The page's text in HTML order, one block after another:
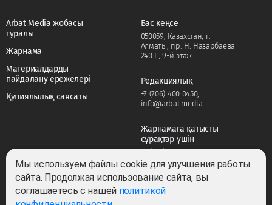
Arbat Media жобасы
туралы
Жарнама
Материалдарды
пайдалану ережелері
Құпиялылық саясаты
Бас кеңсе
050059, Казахстан, г.
Алматы, пр. Н. Назарбаева
240 Г, 9-й этаж.
Редакциялық
+7 (706) 400 0450,
info@arbat.media
Жарнамаға қатысты
сұрақтар үшін
adv@arbat.media
Мы используем файлы cookie для улучшения работы
сайта. Продолжая использование сайта, вы
соглашаетесь с нашей политикой